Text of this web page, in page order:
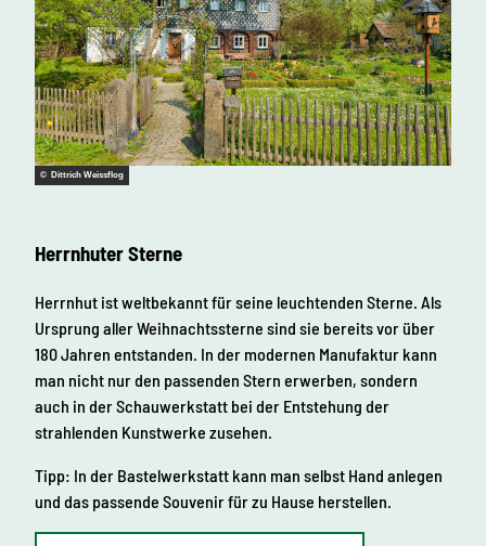
© Dittrich Weissflog
Herrnhuter Sterne
Herrnhut ist weltbekannt für seine leuchtenden Sterne. Als
Ursprung aller Weihnachtssterne sind sie bereits vor über
180 Jahren entstanden. In der modernen Manufaktur kann
man nicht nur den passenden Stern erwerben, sondern
auch in der Schauwerkstatt bei der Entstehung der
strahlenden Kunstwerke zusehen.
Tipp: In der Bastelwerkstatt kann man selbst Hand anlegen
und das passende Souvenir für zu Hause herstellen.